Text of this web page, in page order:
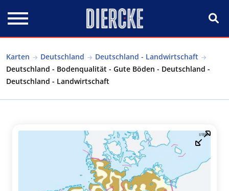
Karten Deutschland
Deutschland - Landwirtschaft
Deutschland - Bodenqualität - Gute Böden - Deutschland -
Deutschland - Landwirtschaft